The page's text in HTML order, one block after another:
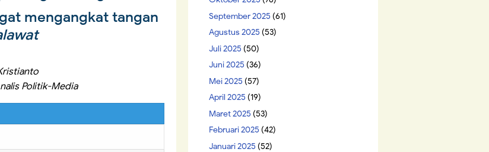
mengangkat tangan
Politik-Media
September 2025 (61)
Agustus 2025 (53)
Juli 2025 (50)
Juni 2025 (36)
Mei 2025 (57)
April 2025 (19)
Maret 2025 (53)
Februari 2025 (42)
Januari 2025 (52)